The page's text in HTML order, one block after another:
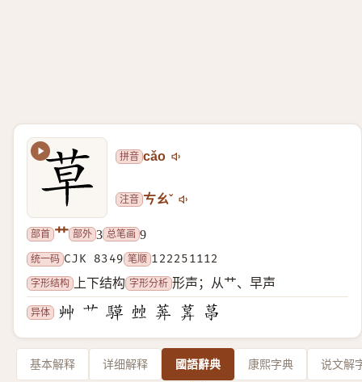
拼音 cǎo
注音 ㄘㄠˇ
部首 艹 部外 3 总笔画 9
统一码 CJK 8349 笔顺 122251112
字形结构
上下结构 字形分析 形声；从艹、早声
异体
基本解释 详细解释 國語辭典 康熙字典 说文解